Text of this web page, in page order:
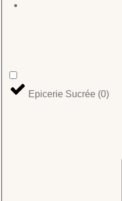
Epicerie Sucrée (0)